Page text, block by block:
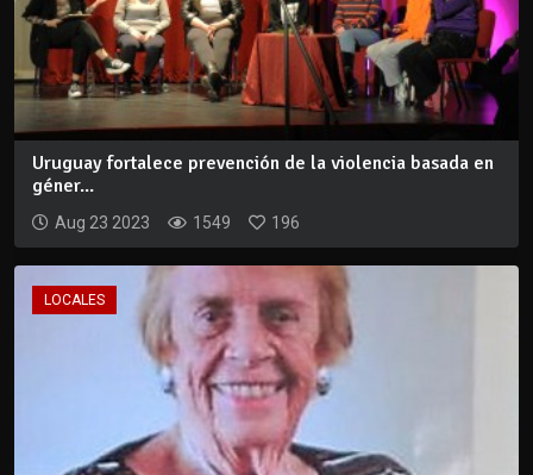
Uruguay fortalece prevención de la violencia basada en
géner...
Aug 23 2023 1549 196
LOCALES